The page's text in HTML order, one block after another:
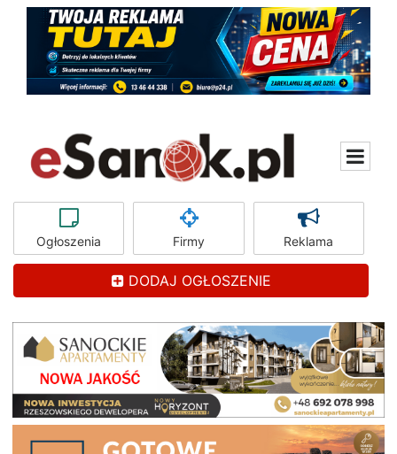
Ogłoszenia Firmy Reklama
DODAJ OGŁOSZENIE